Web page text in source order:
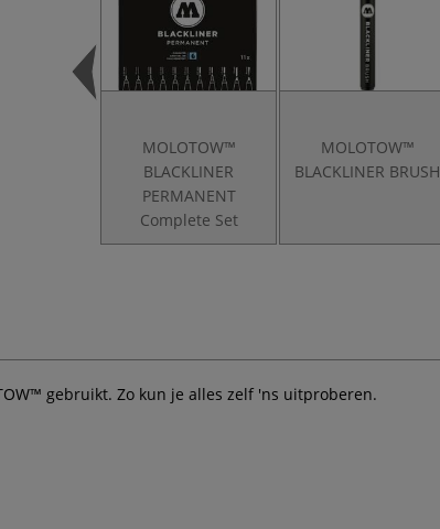
MOLOTOW™
BLACKLINER
PERMANENT
Complete Set
MOLOTOW™
BLACKLINER BRUSH
gebruikt. Zo kun je alles zelf 'ns uitproberen.